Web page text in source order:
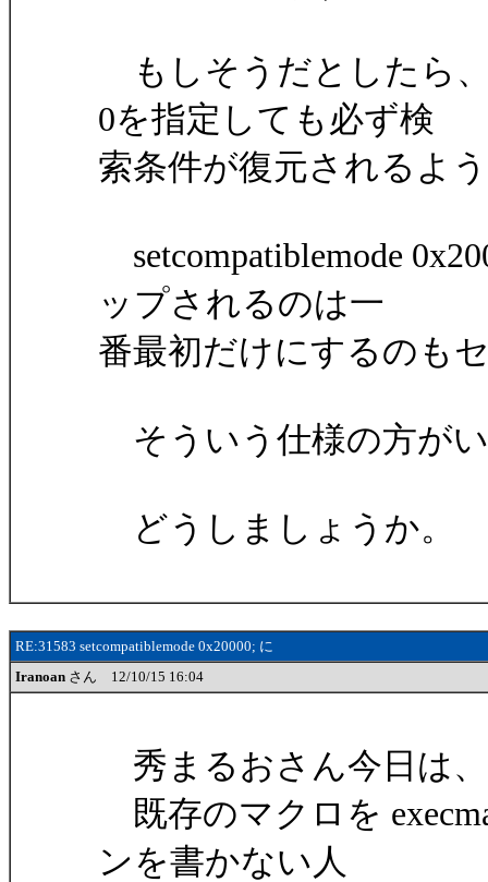
もしそうだとしたら
0を指定しても必ず検
索条件が復元されるよ
setcompatiblemode
ップされるのは一
番最初だけにするのも
そういう仕様の方が
どうしましょうか。
RE:31583 setcompatiblemode 0x20000; に
Iranoan さん 12/10/15 16:04
秀まるおさん今日は、
既存のマクロを
ンを書かない人